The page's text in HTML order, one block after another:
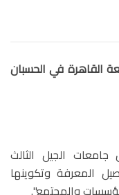
القاهرة في الحسبان
الجيل الثالث
المعرفة وتكوينها
والمجتمع".